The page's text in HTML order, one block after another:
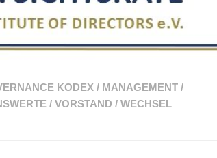
KODEX / MANAGEMENT /
/ VORSTAND / WECHSEL